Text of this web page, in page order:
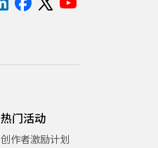
热门活动
创作者激励计划